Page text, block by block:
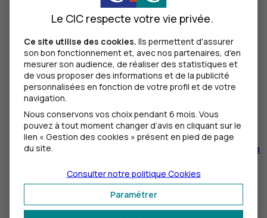
Guides et glossairesCCSF
Guide de fonctionnement des services de
paiement[PDF– 412Ko]
Guide de la mobilité[PDF– 672Ko]
Guide du droit au compte[PDF– 170Ko]
Guide du médiateur
Guide sur la lutte contre le blanchiment de
capitaux et le financement du terrorisme
[PDF– 128Ko]
Glossaire des produits de financements bancaires à
Conditions Générales
Conditions générales Clients Particuliers
(fascicule complet Juillet 2026)[PDF–
5,862 Mo]
Le CIC respecte votre vie privée.
Ce site utilise des cookies. Ils permettent d'assurer
son bon fonctionnement et, avec nos partenaires, d'en
mesurer son audience, de réaliser des statistiques et
de vous proposer des informations et de la publicité
personnalisées en fonction de votre profil et de votre
navigation.
Nous conservons vos choix pendant 6 mois. Vous
pouvez à tout moment changer d’avis en cliquant sur le
lien « Gestion des cookies » présent en pied de page
du site.
Paramétrer
Consulter notre politique Cookies